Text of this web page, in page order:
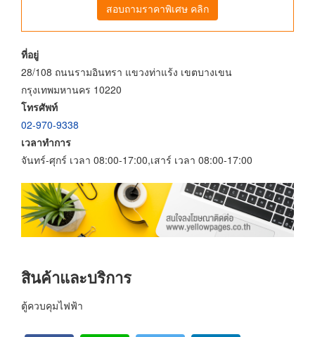
สอบถามราคาพิเศษ คลิก
ที่อยู่
28/108 ถนนรามอินทรา แขวงท่าแร้ง เขตบางเขน
กรุงเทพมหานคร 10220
โทรศัพท์
02-970-9338
เวลาทำการ
จันทร์-ศุกร์ เวลา 08:00-17:00,เสาร์ เวลา 08:00-17:00
สินค้าและบริการ
ตู้ควบคุมไฟฟ้า